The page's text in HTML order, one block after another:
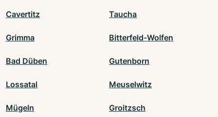
Cavertitz Taucha
Grimma Bitterfeld-Wolfen
Bad Düben Gutenborn
Lossatal Meuselwitz
Mügeln Groitzsch